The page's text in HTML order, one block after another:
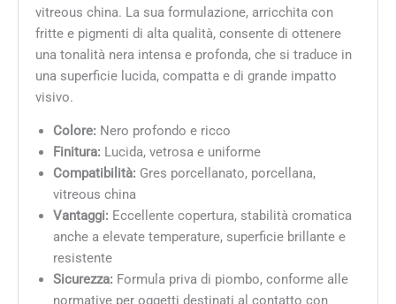
vitreous china. La sua formulazione, arricchita con
fritte e pigmenti di alta qualità, consente di ottenere
una tonalità nera intensa e profonda, che si traduce in
una superficie lucida, compatta e di grande impatto
visivo.
Colore: Nero profondo e ricco
Finitura: Lucida, vetrosa e uniforme
Compatibilità: Gres porcellanato, porcellana,
vitreous china
Vantaggi: Eccellente copertura, stabilità cromatica
anche a elevate temperature, superficie brillante e
resistente
Sicurezza: Formula priva di piombo, conforme alle